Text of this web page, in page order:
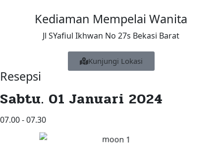
Kediaman Mempelai Wanita
Jl SYafiul Ikhwan No 27s Bekasi Barat
Kunjungi Lokasi
Resepsi
Sabtu. 01 Januari 2024
07.00 - 07.30